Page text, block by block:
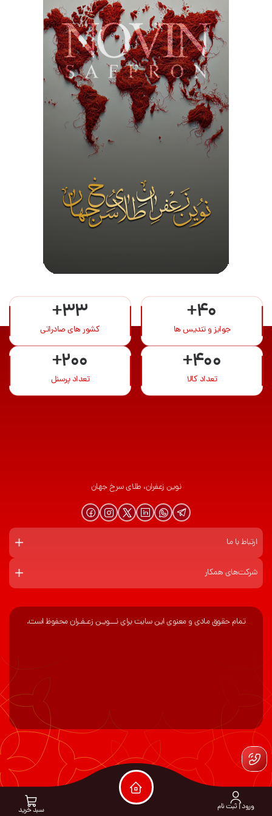
+40
جوایز و تندیس ها
+33
کشور های صادراتی
+400
تعداد کالا
+200
تعداد پرسنل
نوین زعفران، طلای سرخ جهان
ارتباط با ما
شرکت‌های همکار
تمام حقوق مادی و معنوی این سایت برای نـــویـن زعـفـران محفوظ است.
ورود | ثبت نام سبد خرید